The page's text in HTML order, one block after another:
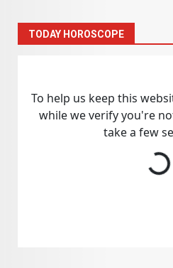
TODAY HOROSCOPE